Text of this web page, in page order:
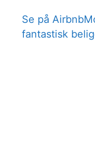
Se på Airbnb
fantastisk